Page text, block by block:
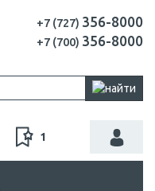
+7 (727) 356-8000
+7 (700) 356-8000
1